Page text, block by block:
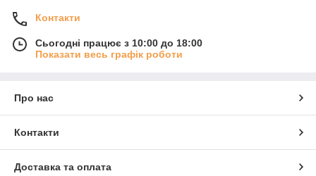
Контакти
Сьогодні працює з 10:00 до 18:00
Показати весь графік роботи
Про нас
Контакти
Доставка та оплата